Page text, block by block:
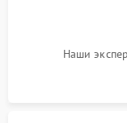
Наши